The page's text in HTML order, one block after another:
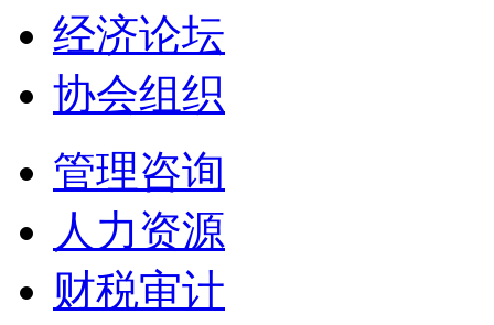
经济论坛
协会组织
管理咨询
人力资源
财税审计